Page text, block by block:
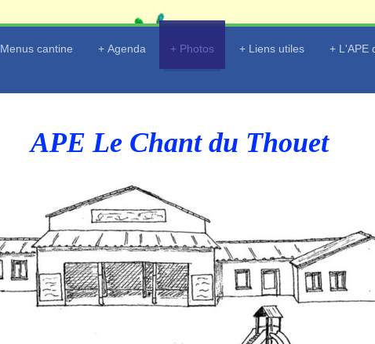
Menus cantine Agenda Photos Liens utiles L'APE
APE Le Chant du Thouet